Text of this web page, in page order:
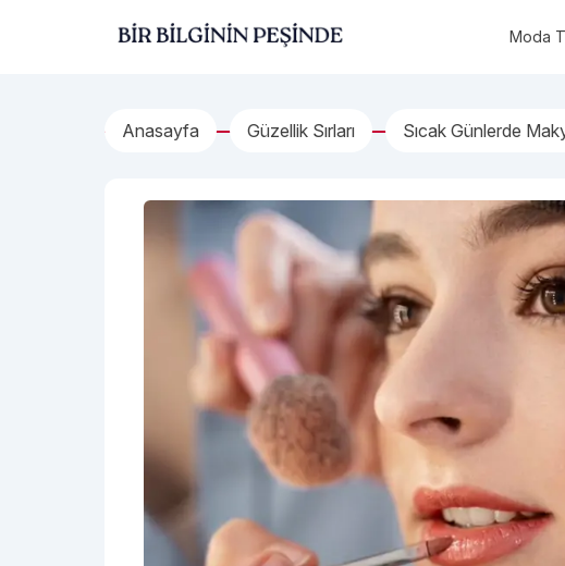
Bir Bilginin Peşinde! Moda
Anasayfa Güzellik Sırları Sıcak Günlerde